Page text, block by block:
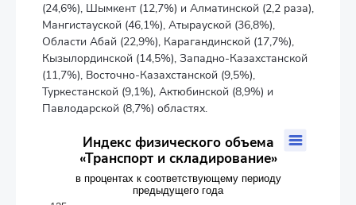
(24,6%), Шымкент (12,7%) и Алматинской (2,2 раза),
Мангистауской (46,1%), Атырауской (36,8%),
Области Абай (22,9%), Карагандинской (17,7%),
Кызылординской (14,5%), Западно-Казахстанской
(11,7%), Восточно-Казахстанской (9,5%),
Туркестанской (9,1%), Актюбинской (8,9%) и
Павлодарской (8,7%) областях.
Индекс физического объема «Транспорт и складирование»
Line chart with 16 data points.
в процентах к соответствующему периоду предыдущего
The chart has 1 X axis displaying categories.
Индекс физического объема
«Транспорт и складирование»
в процентах к соответствующему периоду
предыдущего года